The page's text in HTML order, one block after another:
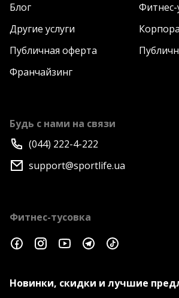
Блог
Фитнес-
Другие услуги
Публичная оферта
Франчайзинг
Будь с нами на связи
(044) 222-4-222
support@sportlife.ua
Фитнес-тусовка
Новинки, скидки и лучшие